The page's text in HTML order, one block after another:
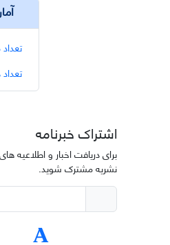
آمار
اشتراک خبرنامه
برای دریافت اخبار و اطلاعیه
نشریه مشترک شوید.